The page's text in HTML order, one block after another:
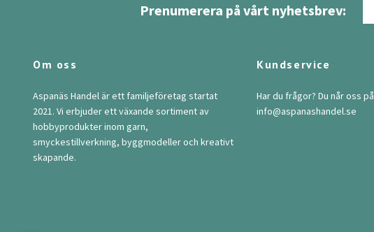
Prenumerera på vårt nyhetsbrev:
Om oss
Aspanäs Handel är ett familjeföretag startat
2021. Vi erbjuder ett växande sortiment av
hobbyprodukter inom garn,
smyckestillverkning, byggmodeller och kreativt
skapande.
Kundservice
Har du frågor? Du når oss på
info@aspanashandel.se